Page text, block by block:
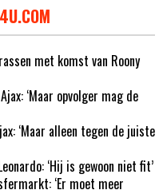
met komst van Roony
‘Maar opvolger mag de
‘Maar alleen tegen de juiste
‘Hij is gewoon niet fit’
‘Er moet meer